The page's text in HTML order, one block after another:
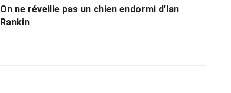
On ne réveille pas un chien endormi d’Ian
Rankin